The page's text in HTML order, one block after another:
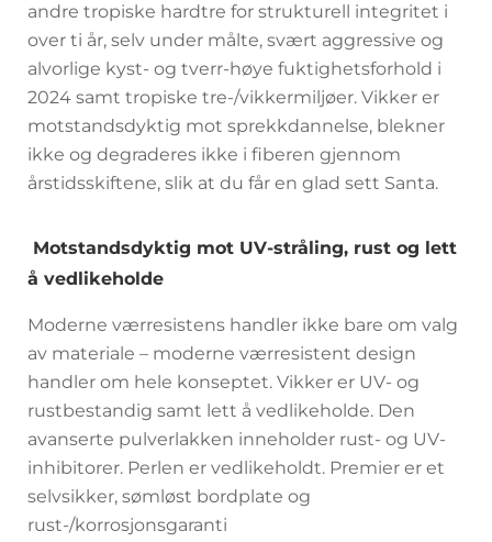
andre tropiske hardtre for strukturell integritet i
over ti år, selv under målte, svært aggressive og
alvorlige kyst- og tverr-høye fuktighetsforhold i
2024 samt tropiske tre-/vikkermiljøer. Vikker er
motstandsdyktig mot sprekkdannelse, blekner
ikke og degraderes ikke i fiberen gjennom
årstidsskiftene, slik at du får en glad sett Santa.
Motstandsdyktig mot UV-stråling, rust og lett
å vedlikeholde
Moderne værresistens handler ikke bare om valg
av materiale – moderne værresistent design
handler om hele konseptet. Vikker er UV- og
rustbestandig samt lett å vedlikeholde. Den
avanserte pulverlakken inneholder rust- og UV-
inhibitorer. Perlen er vedlikeholdt. Premier er et
selvsikker, sømløst bordplate og
rust-/korrosjonsgaranti